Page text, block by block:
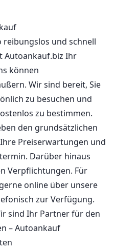
reibungslos und schnell
Autoankauf.biz Ihr
können
Wir sind bereit, Sie
zu besuchen und
zu bestimmen.
den grundsätzlichen
Preiserwartungen und
Darüber hinaus
Verpflichtungen. Für
online über unsere
zur Verfügung.
sind Ihr Partner für den
– Autoankauf